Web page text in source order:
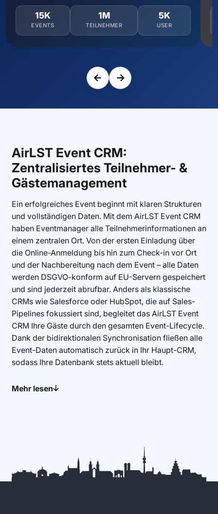
15K
EVENTS
1M
TEILNEHMER
5K
USER
AirLST Event CRM:
Zentralisiertes Teilnehmer- &
Gästemanagement
Ein erfolgreiches Event beginnt mit klaren Strukturen
und vollständigen Daten. Mit dem AirLST Event CRM
haben Eventmanager alle Teilnehmerinformationen an
einem zentralen Ort. Von der ersten Einladung über
die Online-Anmeldung bis hin zum Check-in vor Ort
und der Nachbereitung nach dem Event – alle Daten
werden DSGVO-konform auf EU-Servern gespeichert
und sind jederzeit abrufbar. Anders als klassische
CRMs wie Salesforce oder HubSpot, die auf Sales-
Pipelines fokussiert sind, begleitet das AirLST Event
CRM Ihre Gäste durch den gesamten Event-Lifecycle.
Dank der bidirektionalen Synchronisation fließen alle
Event-Daten automatisch zurück in Ihr Haupt-CRM,
sodass Ihre Datenbank stets aktuell bleibt.
Teilnehmerdaten zentral verwalten
Präferenzen und alle bisherigen Interaktionen
dokumentiert. So erkennen Sie auf einen Blick, wer
Ihre treuesten Gäste sind, und können gezielt
Mehr lesen